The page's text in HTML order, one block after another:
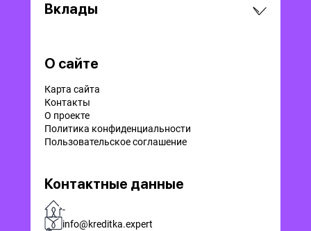
Вклады
О сайте
Карта сайта
Контакты
О проекте
Политика конфиденциальности
Пользовательское соглашение
Контактные данные
-
info@kreditka.expert